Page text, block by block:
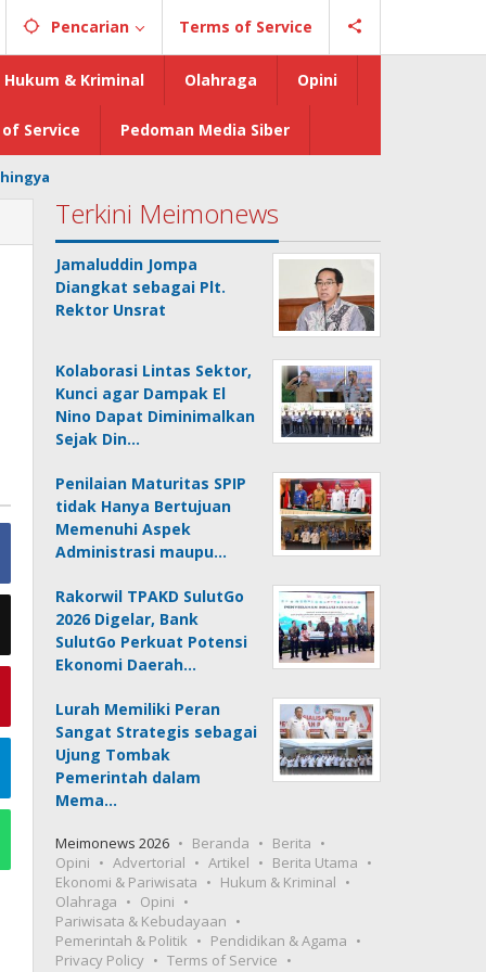
Pencarian Terms of Service
Hukum & Kriminal Olahraga Opini
Service Pedoman Media Siber
Terkini Meimonews
Jamaluddin Jompa
Diangkat sebagai Plt.
Rektor Unsrat
Kolaborasi Lintas Sektor,
Kunci agar Dampak El
Nino Dapat Diminimalkan
Sejak Din…
Penilaian Maturitas SPIP
tidak Hanya Bertujuan
Memenuhi Aspek
Administrasi maupu…
Rakorwil TPAKD SulutGo
2026 Digelar, Bank
SulutGo Perkuat Potensi
Ekonomi Daerah…
Lurah Memiliki Peran
Sangat Strategis sebagai
Ujung Tombak
Pemerintah dalam
Mema…
Meimonews 2026 Beranda
Berita
Opini
Advertorial Artikel
Berita Utama
Ekonomi & Pariwisata
Hukum & Kriminal
Olahraga
Opini
Pariwisata & Kebudayaan
Pemerintah & Politik
Pendidikan & Agama
Privacy Policy
Terms of Service